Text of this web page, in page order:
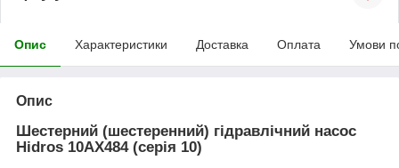
Опис Характеристики Доставка Оплата Умови
Опис
Шестерний (шестеренний) гідравлічний насос
Hidros 10АХ484 (серія 10)